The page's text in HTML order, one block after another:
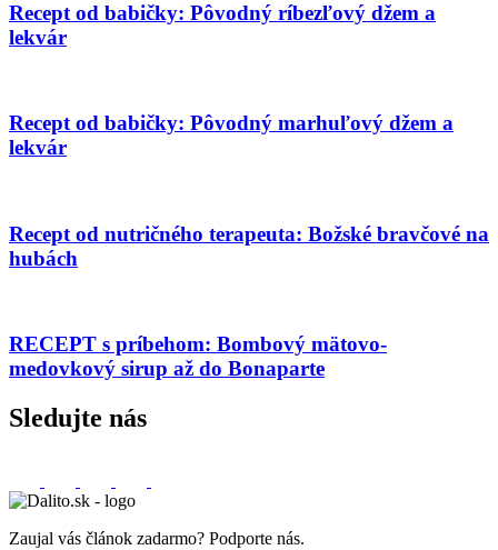
Recept od babičky: Pôvodný ríbezľový džem a
lekvár
Recept od babičky: Pôvodný marhuľový džem a
lekvár
Recept od nutričného terapeuta: Božské bravčové na
hubách
RECEPT s príbehom: Bombový mätovo-
medovkový sirup až do Bonaparte
Sledujte nás
Zaujal vás článok zadarmo? Podporte nás.